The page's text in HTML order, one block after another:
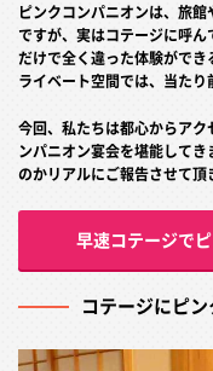
ピンクコンパニオンは、旅
ですが、実はコテージに呼
だけで全く違った体験がで
ライベート空間では、当た
今回、私たちは都心からア
ンパニオン宴会を堪能して
のかリアルにご報告させて頂
早速コテージで
コテージにピ